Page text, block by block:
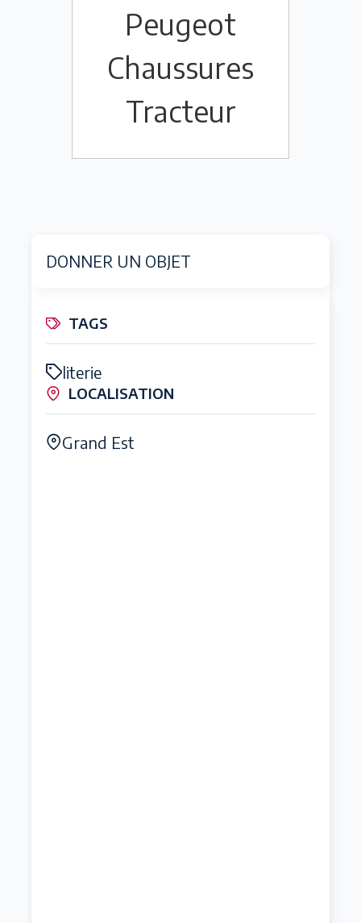
Peugeot
Chaussures
Tracteur
DONNER UN OBJET
TAGS
literie
LOCALISATION
Grand Est